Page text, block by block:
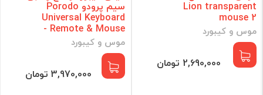
Lion transparent
mouse 2
موس و کیبورد
2,690,000 تومان
سیم پرودو Porodo
Universal Keyboard
Remote & Mouse -
موس و کیبورد
3,970,000 تومان